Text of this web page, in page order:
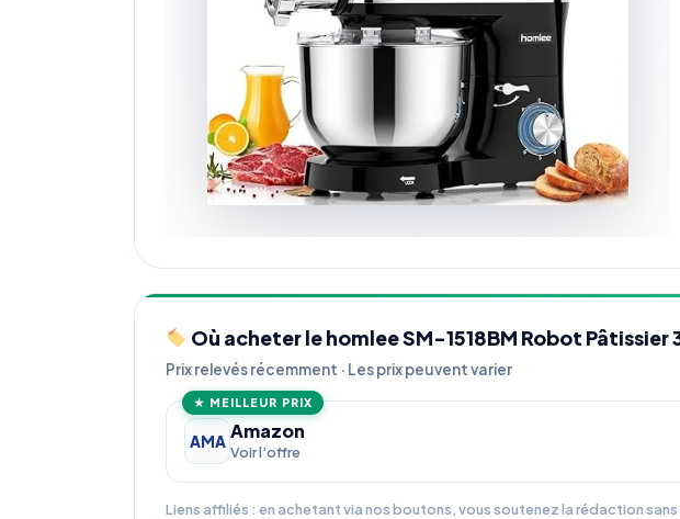
Où acheter le homlee SM-1518BM Robot Pâtissier
Prix relevés récemment · Les prix peuvent varier
★ MEILLEUR PRIX
AMA Amazon
Voir l'offre
Liens affiliés : en achetant via nos boutons, vous soutenez la rédaction